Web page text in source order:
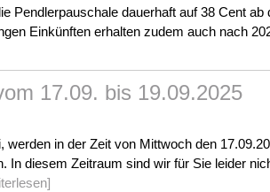
Pendlerpauschale dauerhaft auf 38 Cent
Einkünften erhalten zudem auch nach
17.09. bis 19.09.2025
in der Zeit von Mittwoch den
diesem Zeitraum sind wir für Sie leider